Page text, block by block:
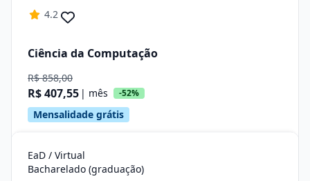
4.2
Ciência da Computação
R$ 858,00
R$ 407,55 | mês -52%
Mensalidade grátis
EaD / Virtual
Bacharelado (graduação)